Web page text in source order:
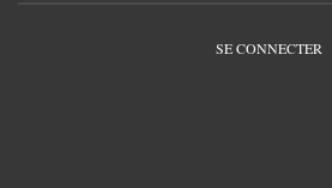
SE CONNECTER